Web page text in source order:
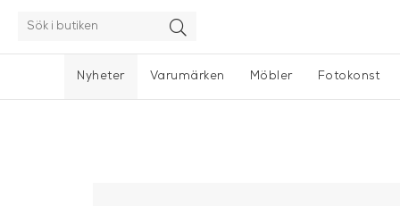
Nyheter Varumärken Möbler Fotokonst